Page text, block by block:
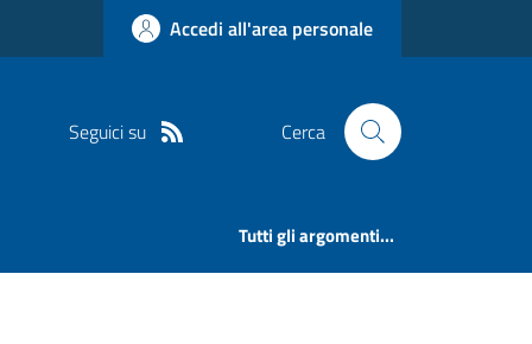
Accedi all'area personale
Seguici su Cerca
Tutti gli argomenti...